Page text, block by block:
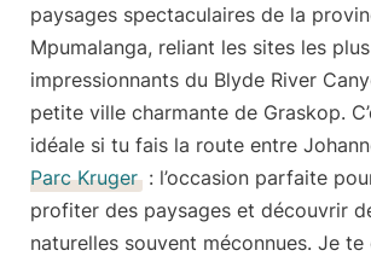
paysages spectaculaires de la
Mpumalanga, reliant les sites les plus
impressionnants du Blyde River
petite ville charmante de Graskop.
idéale si tu fais la route entre
Parc Kruger : l’occasion parfaite
profiter des paysages et découvrir
naturelles souvent méconnues. Je